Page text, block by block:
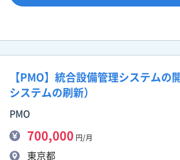
【PMO】統合設備管理システムの
システムの刷新）
PMO
700,000 円/月
東京都